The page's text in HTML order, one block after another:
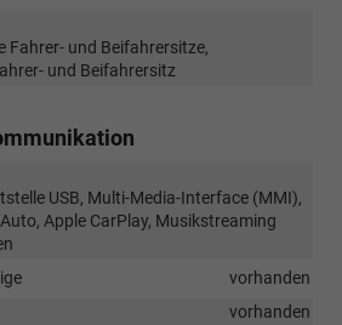
Fahrer- und Beifahrersitze,
und Beifahrersitz
USB, Multi-Media-Interface (MMI),
Apple CarPlay, Musikstreaming
vorhanden
vorhanden